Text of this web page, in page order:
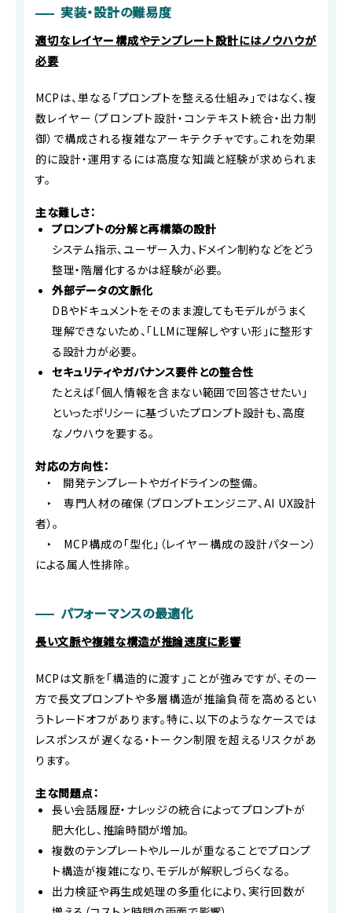
実装・設計の難易度
適切なレイヤー構成やテンプレート設計にはノウハウが
必要
MCPは、単なる「プロンプトを整える仕組み」ではなく、複
数レイヤー（プロンプト設計・コンテキスト統合・出力制
御）で構成される複雑なアーキテクチャです。これを効果
的に設計・運用するには高度な知識と経験が求められま
す。
主な難しさ：
プロンプトの分解と再構築の設計
システム指示、ユーザー入力、ドメイン制約などをどう
整理・階層化するかは経験が必要。
外部データの文脈化
DBやドキュメントをそのまま渡してもモデルがうまく
理解できないため、「LLMに理解しやすい形」に整形す
る設計力が必要。
セキュリティやガバナンス要件との整合性
たとえば「個人情報を含まない範囲で回答させたい」
といったポリシーに基づいたプロンプト設計も、高度
なノウハウを要する。
対応の方向性：
‣ 開発テンプレートやガイドラインの整備。
‣ 専門人材の確保（プロンプトエンジニア、AI UX設計
者）。
‣ MCP構成の「型化」（レイヤー構成の設計パターン）
による属人性排除。
パフォーマンスの最適化
長い文脈や複雑な構造が推論速度に影響
MCPは文脈を「構造的に渡す」ことが強みですが、その一
方で長文プロンプトや多層構造が推論負荷を高めるとい
うトレードオフがあります。特に、以下のようなケースでは
レスポンスが遅くなる・トークン制限を超えるリスクがあ
ります。
主な問題点：
長い会話履歴・ナレッジの統合によってプロンプトが
肥大化し、推論時間が増加。
複数のテンプレートやルールが重なることでプロンプ
ト構造が複雑になり、モデルが解釈しづらくなる。
出力検証や再生成処理の多重化により、実行回数が